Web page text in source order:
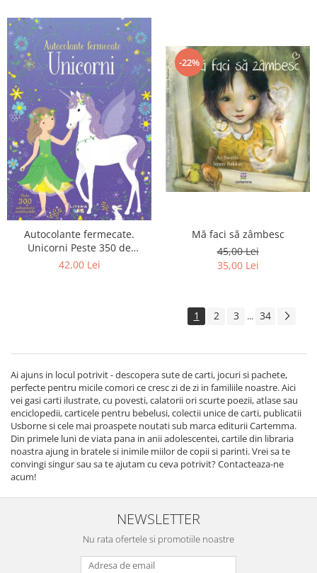
Autocolante fermecate.
Unicorni Peste 350 de
autocolante reutilizabile
42,00 Lei
-22%
Mă faci să zâmbesc
45,00 Lei
35,00 Lei
1 2 3 ... 34
Ai ajuns in locul potrivit - descopera sute de carti, jocuri si pachete,
perfecte pentru micile comori ce cresc zi de zi in familiile noastre. Aici
vei gasi carti ilustrate, cu povesti, calatorii ori scurte poezii, atlase sau
enciclopedii, carticele pentru bebelusi, colectii unice de carti, publicatii
Usborne si cele mai proaspete noutati sub marca editurii Cartemma.
Din primele luni de viata pana in anii adolescentei, cartile din libraria
noastra ajung in bratele si inimile miilor de copii si parinti. Vrei sa te
convingi singur sau sa te ajutam cu ceva potrivit? Contacteaza-ne
acum!
NEWSLETTER
Nu rata ofertele si promotiile noastre